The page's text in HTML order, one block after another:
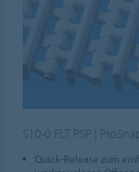
S10-0 FLT PSP |
Quick-Release zum